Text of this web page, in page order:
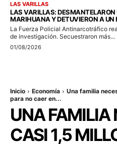
LAS VARILLAS
LAS VARILLAS: DESMANTELARON
MARIHUANA Y DETUVIERON A UN
La Fuerza Policial Antinarcotráfico
de investigación. Secuestraron más...
01/08/2026